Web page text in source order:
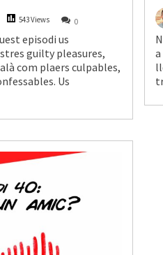
543 Views 0
episodi us
guilty pleasures,
com plaers culpables,
Us